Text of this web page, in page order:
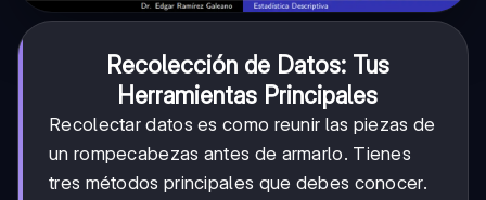
Recolección de Datos: Tus
Herramientas Principales
Recolectar datos es como reunir las piezas de
un rompecabezas antes de armarlo. Tienes
tres métodos principales que debes conocer.